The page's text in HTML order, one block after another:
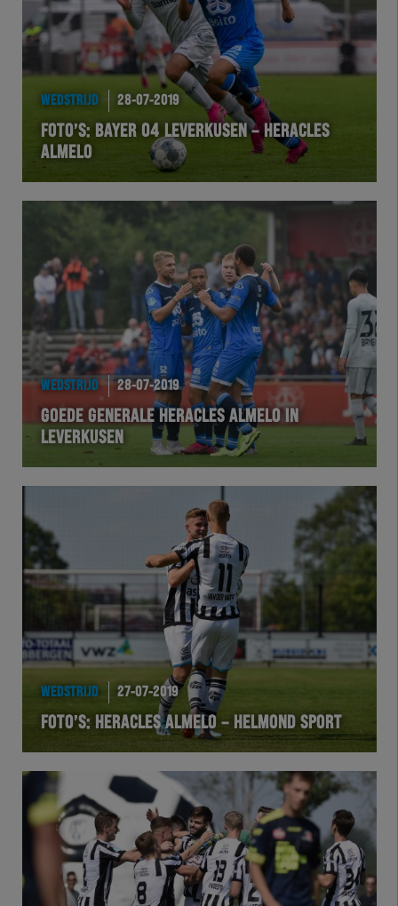
WEDSTRIJD 28-07-2019
FOTO’S: BAYER 04 LEVERKUSEN – HERACLES
ALMELO
WEDSTRIJD 28-07-2019
GOEDE GENERALE HERACLES ALMELO IN
LEVERKUSEN
WEDSTRIJD 27-07-2019
FOTO’S: HERACLES ALMELO – HELMOND SPORT